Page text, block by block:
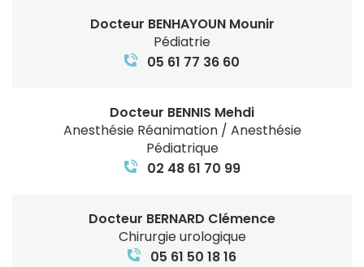
Docteur BENHAYOUN Mounir
Pédiatrie
05 61 77 36 60
Docteur BENNIS Mehdi
Anesthésie Réanimation / Anesthésie
Pédiatrique
02 48 61 70 99
Docteur BERNARD Clémence
Chirurgie urologique
05 61 50 18 16